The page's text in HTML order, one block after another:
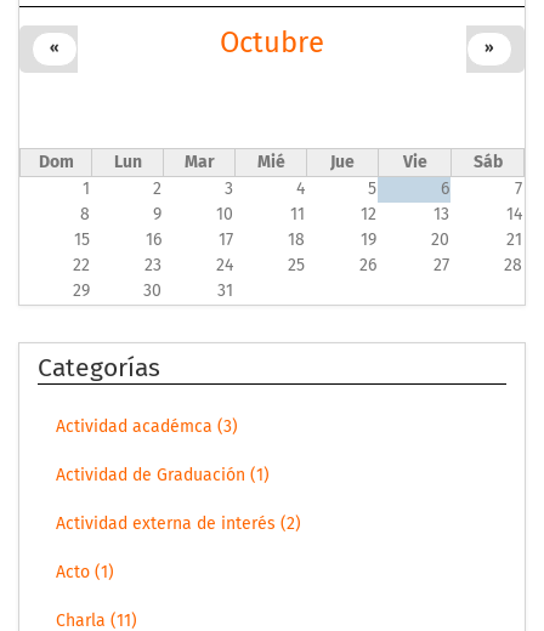
Octubre
« »
Dom Lun Mar Mié Jue Vie
Sáb
1
2 3 4 5 6
7
8
9 10 11 12 13
14
15
16 17 18 19 20
21
22
23 24 25 26 27
28
29
30 31
Categorías
Actividad académca (3)
Actividad de Graduación (1)
Actividad externa de interés (2)
Acto (1)
Charla (11)